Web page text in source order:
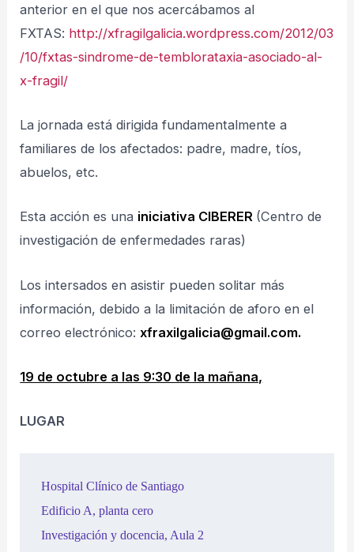
anterior en el que nos acercábamos al
FXTAS: http://xfragilgalicia.wordpress.com/2012/03
/10/fxtas-sindrome-de-temblorataxia-asociado-al-
x-fragil/
La jornada está dirigida fundamentalmente a
familiares de los afectados: padre, madre, tíos,
abuelos, etc.
Esta acción es una iniciativa CIBERER (Centro de
investigación de enfermedades raras)
Los intersados en asistir pueden solitar más
información, debido a la limitación de aforo en el
correo electrónico: xfraxilgalicia@gmail.com.
19 de octubre a las 9:30 de la mañana,
LUGAR
Hospital Clínico de Santiago
Edificio A, planta cero
Investigación y docencia, Aula 2